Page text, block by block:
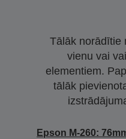
Tālāk norādītie
vienu vai
elementiem.
tālāk
Epson M-260: